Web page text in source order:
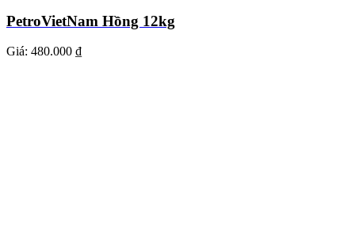
PetroVietNam Hồng 12kg
Giá: 480.000 ₫